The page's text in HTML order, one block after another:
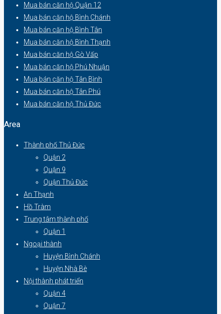
Mua bán căn hộ Quận 12
Mua bán căn hộ Bình Chánh
Mua bán căn hộ Bình Tân
Mua bán căn hộ Bình Thạnh
Mua bán căn hộ Gò Vấp
Mua bán căn hộ Phú Nhuận
Mua bán căn hộ Tân Bình
Mua bán căn hộ Tân Phú
Mua bán căn hộ Thủ Đức
Area
Thành phố Thủ Đức
Quận 2
Quận 9
Quận Thủ Đức
An Thạnh
Hồ Tràm
Trung tâm thành phố
Quận 1
Ngoại thành
Huyện Bình Chánh
Huyện Nhà Bè
Nội thành phát triển
Quận 4
Quận 7